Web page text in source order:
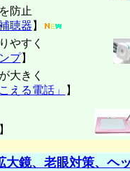
防止
聴器 】
やすく
プ】
大きく
える電話」 】
】
大鏡、老眼対策、ヘ